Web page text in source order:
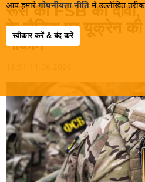
आप हमारे गोपनीयता नीति में उल्लेखित
स्वीकार करें & बंद करें
रूस की FSB का दावा,
के सैनिक पर यूक्रेन की
नाकाम